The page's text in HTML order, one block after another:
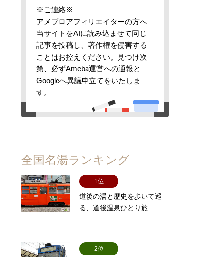
※ご連絡※
アメブロアフィリエイターの方へ
当サイトをAIに読み込ませて同じ
記事を投稿し、著作権を侵害する
ことはお控えください。見つけ次
第、必ずAmeba運営への通報と
Googleへ異議申立てをいたしま
す。
全国名湯ランキング
1位
道後の湯と歴史を歩いて巡
る、道後温泉ひとり旅
2位